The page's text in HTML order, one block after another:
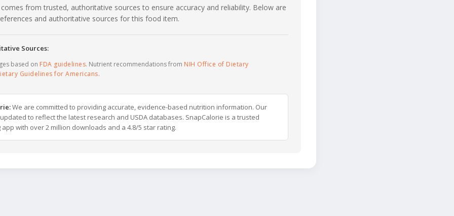
from trusted, authoritative sources to ensure accuracy and reliability. Below are
and authoritative sources for this food item.
Sources:
based on FDA guidelines. Nutrient recommendations from NIH Office of Dietary
Guidelines for Americans.
We are committed to providing accurate, evidence-based nutrition information. Our
to reflect the latest research and USDA databases. SnapCalorie is a trusted
with over 2 million downloads and a 4.8/5 star rating.